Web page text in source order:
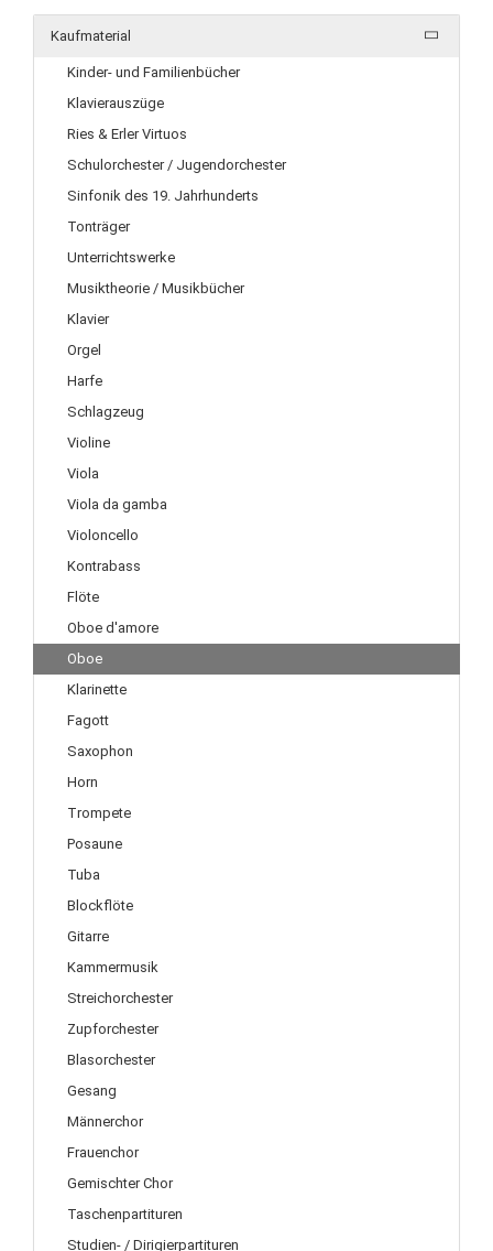
Kaufmaterial
Kinder- und Familienbücher
Klavierauszüge
Ries & Erler Virtuos
Schulorchester / Jugendorchester
Sinfonik des 19. Jahrhunderts
Tonträger
Unterrichtswerke
Musiktheorie / Musikbücher
Klavier
Orgel
Harfe
Schlagzeug
Violine
Viola
Viola da gamba
Violoncello
Kontrabass
Flöte
Oboe d'amore
Oboe
Klarinette
Fagott
Saxophon
Horn
Trompete
Posaune
Tuba
Blockflöte
Gitarre
Kammermusik
Streichorchester
Zupforchester
Blasorchester
Gesang
Männerchor
Frauenchor
Gemischter Chor
Taschenpartituren
Studien- / Dirigierpartituren